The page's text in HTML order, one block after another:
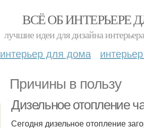
ВСЁ ОБ ИНТЕРЬЕРЕ
лучшие идеи для дизайна
интерьер для дома
Причины в пользу
Дизельное отопление
Сегодня дизельное отопление